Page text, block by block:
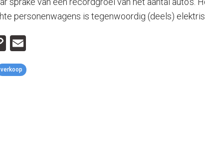
personenwagens is tegenwoordig (deels)
Copy
Link
verkoop